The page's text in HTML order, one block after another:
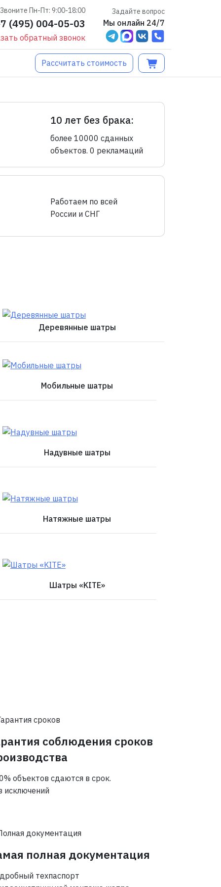
Звоните Пн-Пт: 9:00-18:00
(495) 004-05-03
обратный звонок
Задайте вопрос
Мы онлайн 24/7
Рассчитать стоимость
10 лет без брака:
более 10000 сданных
объектов. 0 рекламаций
Работаем по всей
России и СНГ
Деревянные шатры
Мобильные шатры
Надувные шатры
Натяжные шатры
Шатры «KITE»
соблюдения сроков
объектов сдаются в срок.
исключений
полная документация
техпаспорт